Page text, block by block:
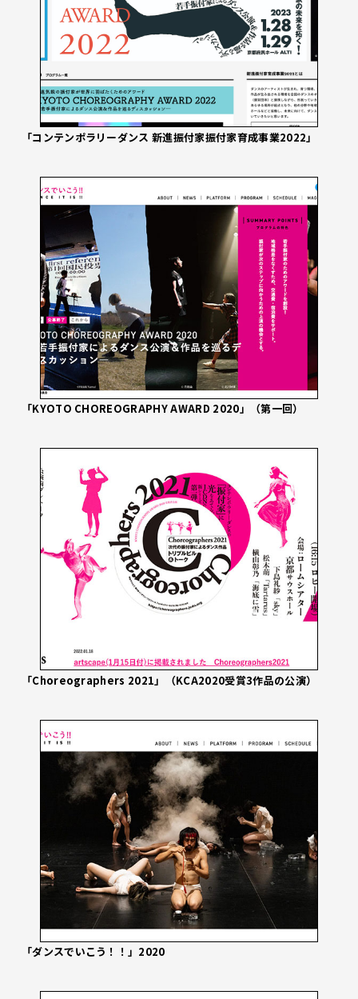
「コンテンポラリーダンス 新進振付家振付家育成事業2022」
「KYOTO CHOREOGRAPHY AWARD 2020」（第一回）
「Choreographers 2021」（KCA2020受賞3作品の公演）
「ダンスでいこう！！」2020